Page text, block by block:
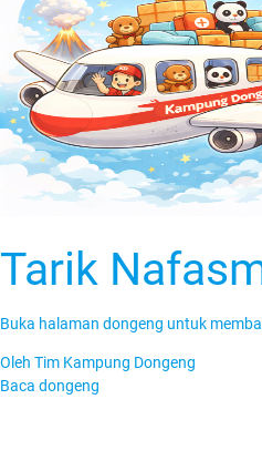
Tentang Kami
Tarik
Buka halaman dongeng untuk
Oleh Tim Kampung Dongeng
Baca dongeng